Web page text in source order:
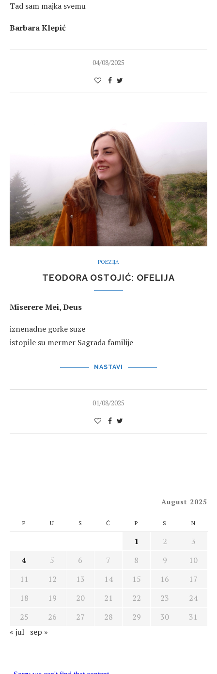
Tad sam majka svemu
Barbara Klepić
04/08/2025
POEZIJA
TEODORA OSTOJIĆ: OFELIJA
Miserere Mei, Deus
iznenadne gorke suze
istopile su mermer Sagrada familije
NASTAVI
01/08/2025
August 2025
P U S Č P S N
1 2
3
4
5 6 7 8 9
10
11
12 13 14 15 16
17
18
19 20 21 22 23
24
25
26 27 28 29 30
31
« jul sep »